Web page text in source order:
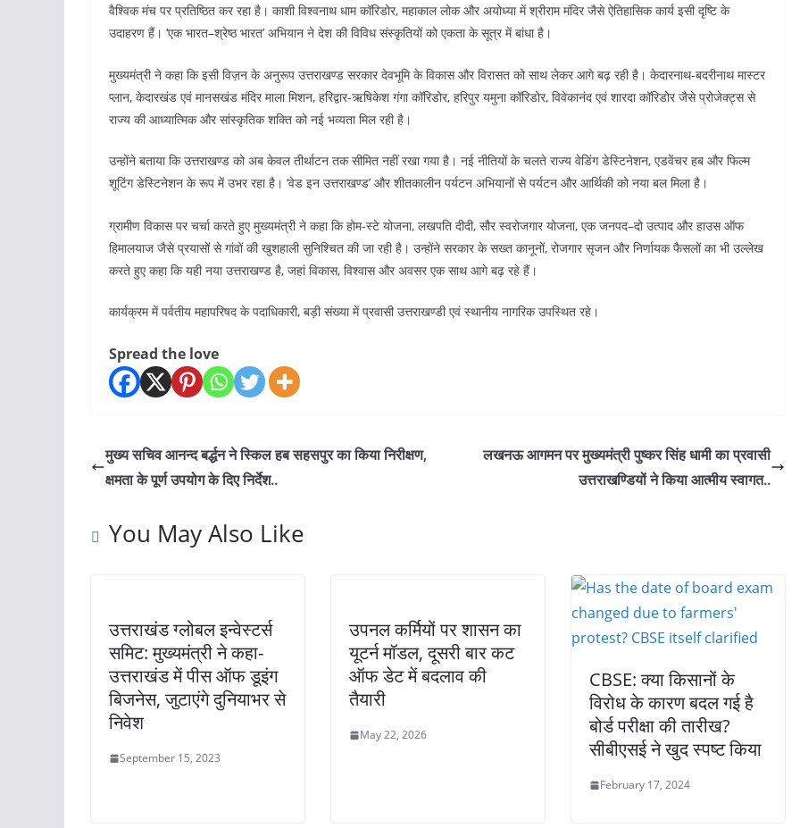
वैश्विक मंच पर प्रतिष्ठित कर रहा है। काशी विश्वनाथ धाम कॉरिडोर, महाकाल लोक और अयोध्या में श्रीराम मंदिर जैसे ऐतिहासिक कार्य इसी दृष्टि के
उदाहरण हैं। ‘एक भारत–श्रेष्ठ भारत’ अभियान ने देश की विविध संस्कृतियों को एकता के सूत्र में बांधा है।
मुख्यमंत्री ने कहा कि इसी विज़न के अनुरूप उत्तराखण्ड सरकार देवभूमि के विकास और विरासत को साथ लेकर आगे बढ़ रही है। केदारनाथ-बदरीनाथ मास्टर
प्लान, केदारखंड एवं मानसखंड मंदिर माला मिशन, हरिद्वार-ऋषिकेश गंगा कॉरिडोर, हरिपुर यमुना कॉरिडोर, विवेकानंद एवं शारदा कॉरिडोर जैसे प्रोजेक्ट्स से
राज्य की आध्यात्मिक और सांस्कृतिक शक्ति को नई भव्यता मिल रही है।
उन्होंने बताया कि उत्तराखण्ड को अब केवल तीर्थाटन तक सीमित नहीं रखा गया है। नई नीतियों के चलते राज्य वेडिंग डेस्टिनेशन, एडवेंचर हब और फिल्म
शूटिंग डेस्टिनेशन के रूप में उभर रहा है। ‘वेड इन उत्तराखण्ड’ और शीतकालीन पर्यटन अभियानों से पर्यटन और आर्थिकी को नया बल मिला है।
ग्रामीण विकास पर चर्चा करते हुए मुख्यमंत्री ने कहा कि होम-स्टे योजना, लखपति दीदी, सौर स्वरोजगार योजना, एक जनपद–दो उत्पाद और हाउस ऑफ
हिमालयाज जैसे प्रयासों से गांवों की खुशहाली सुनिश्चित की जा रही है। उन्होंने सरकार के सख्त कानूनों, रोजगार सृजन और निर्णायक फैसलों का भी उल्लेख
करते हुए कहा कि यही नया उत्तराखण्ड है, जहां विकास, विश्वास और अवसर एक साथ आगे बढ़ रहे हैं।
कार्यक्रम में पर्वतीय महापरिषद के पदाधिकारी, बड़ी संख्या में प्रवासी उत्तराखण्डी एवं स्थानीय नागरिक उपस्थित रहे।
Spread the love
मुख्य सचिव आनन्द बर्द्धन ने स्किल हब सहसपुर का किया निरीक्षण,
क्षमता के पूर्ण उपयोग के दिए निर्देश..
लखनऊ आगमन पर मुख्यमंत्री पुष्कर सिंह धामी का प्रवासी
उत्तराखण्डियों ने किया आत्मीय स्वागत..
You May Also Like
उत्तराखंड ग्लोबल इन्वेस्टर्स
समिट: मुख्यमंत्री ने कहा-
उत्तराखंड में पीस ऑफ डूइंग
बिजनेस, जुटाएंगे दुनियाभर से
निवेश
September 15, 2023
उपनल कर्मियों पर शासन का
यूटर्न मॉडल, दूसरी बार कट
ऑफ डेट में बदलाव की
तैयारी
May 22, 2026
CBSE: क्या किसानों के
विरोध के कारण बदल गई है
बोर्ड परीक्षा की तारीख?
सीबीएसई ने खुद स्पष्ट किया
February 17, 2024